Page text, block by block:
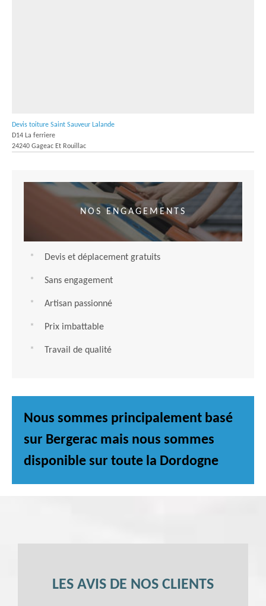
Devis toiture Saint Sauveur Lalande
D14 La ferriere
24240 Gageac Et Rouillac
NOS ENGAGEMENTS
Devis et déplacement gratuits
Sans engagement
Artisan passionné
Prix imbattable
Travail de qualité
Nous sommes principalement basé
sur Bergerac mais nous sommes
disponible sur toute la Dordogne
LES AVIS DE NOS CLIENTS